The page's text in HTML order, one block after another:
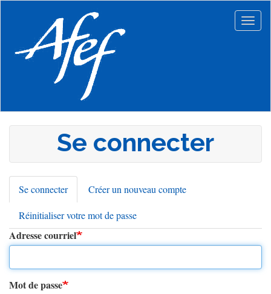
principal
Se connecter
Onglets
principaux
Se connecter(onglet
actif)
Créer un nouveau compte
Réinitialiser votre mot de passe
Adresse courriel
Mot de passe